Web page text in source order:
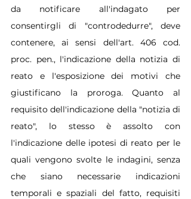
da notificare all'indagato per
consentirgli di "controdedurre", deve
contenere, ai sensi dell'art. 406 cod.
proc. pen., l'indicazione della notizia di
reato e l'esposizione dei motivi che
giustificano la proroga. Quanto al
requisito dell'indicazione della "notizia di
reato", lo stesso è assolto con
l'indicazione delle ipotesi di reato per le
quali vengono svolte le indagini, senza
che siano necessarie indicazioni
temporali e spaziali del fatto, requisiti